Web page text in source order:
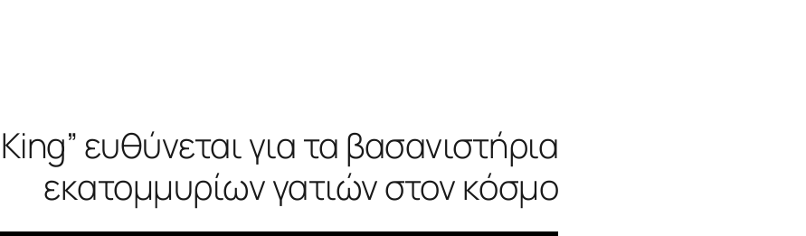
ευθύνεται για τα βασανιστήρια
εκατομμυρίων γατιών στον κόσμο